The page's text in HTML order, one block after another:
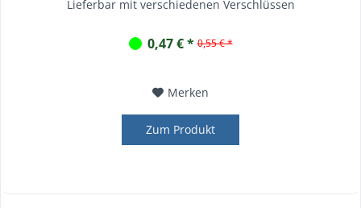
Lieferbar mit verschiedenen Verschlüssen
0,47 € * 0,55 € *
Merken
Zum Produkt